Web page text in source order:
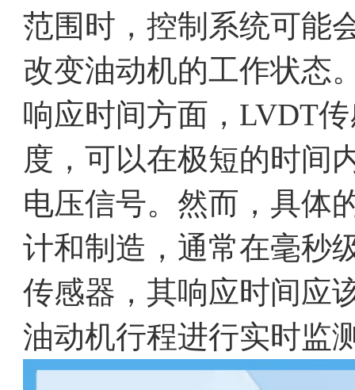
范围时，控制系统可能
改变油动机的工作状态
响应时间方面，LVDT
度，可以在极短的时间
电压信号。然而，具体
计和制造，通常在毫秒
传感器，其响应时间应
油动机行程进行实时监